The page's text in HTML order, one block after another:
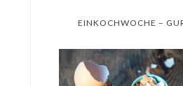
EINKOCHWOCHE –